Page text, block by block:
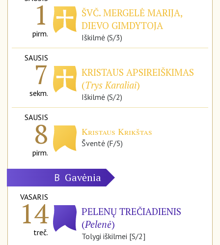
1
pirm.
ŠVČ. MERGELĖ MARIJA,
DIEVO GIMDYTOJA
Iškilmė (S/3)
SAUSIS
7
sekm.
KRISTAUS APSIREIŠKIMAS
(Trys Karaliai)
Iškilmė (S/2)
SAUSIS
8
pirm.
Kristaus Krikštas
Šventė (F/5)
B Gavėnia
VASARIS
14
treč.
PELENŲ TREČIADIENIS
(Pelenė)
Tolygi iškilmei [S/2]